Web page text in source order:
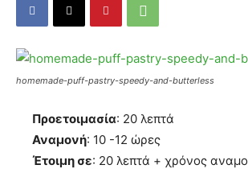
homemade-puff-pastry-speedy-and-butterless
Προετοιμασία: 20 λεπτά
Αναμονή: 10 -12 ώρες
Έτοιμη σε: 20 λεπτά + χρόνος